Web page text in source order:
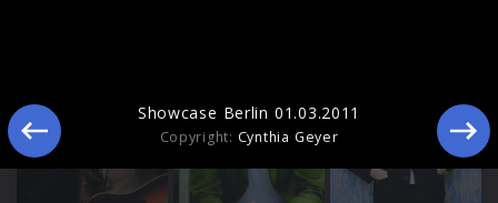
Showcase Berlin 01.03.2011
Copyright: Cynthia Geyer